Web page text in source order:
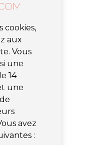
cookies,
aux
Vous
une
14
une
avez
: